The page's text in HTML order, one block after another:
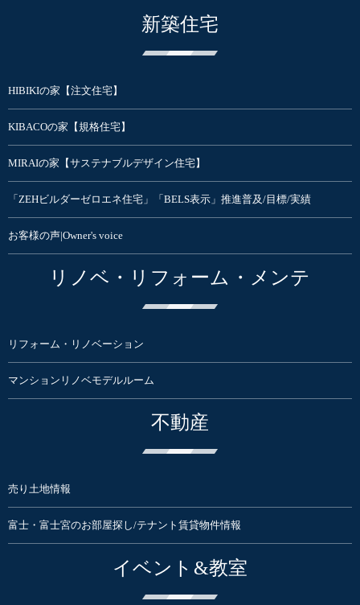
新築住宅
HIBIKIの家【注文住宅】
KIBACOの家【規格住宅】
MIRAIの家【サステナブルデザイン住宅】
「ZEHビルダーゼロエネ住宅」「BELS表示」推進普及/目標/実績
お客様の声|Owner's voice
リノベ・リフォーム・メンテ
リフォーム・リノベーション
マンションリノベモデルルーム
不動産
売り土地情報
富士・富士宮のお部屋探し/テナント賃貸物件情報
イベント&教室